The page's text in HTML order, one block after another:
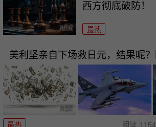
西方彻底破防！
最热
美利坚亲自下场救日元，结果呢
最热 阅读